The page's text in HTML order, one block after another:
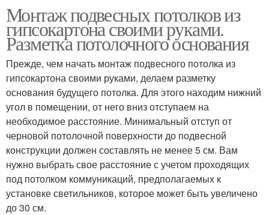
Монтаж подвесных потолков из
гипсокартона своими руками.
Разметка потолочного основания
Прежде, чем начать монтаж подвесного потолка из
гипсокартона своими руками, делаем разметку
основания будущего потолка. Для этого находим нижний
угол в помещении, от него вниз отступаем на
необходимое расстояние. Минимальный отступ от
черновой потолочной поверхности до подвесной
конструкции должен составлять не менее 5 см. Вам
нужно выбрать свое расстояние с учетом проходящих
под потолком коммуникаций, предполагаемых к
установке светильников, которое может быть увеличено
до 30 см.